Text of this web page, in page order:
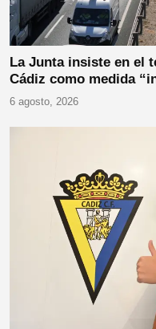
La Junta insiste en el
Cádiz como medida
6 agosto, 2026